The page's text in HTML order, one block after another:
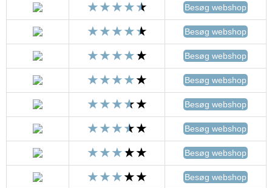
Besøg webshop
Besøg webshop
Besøg webshop
Besøg webshop
Besøg webshop
Besøg webshop
Besøg webshop
Besøg webshop